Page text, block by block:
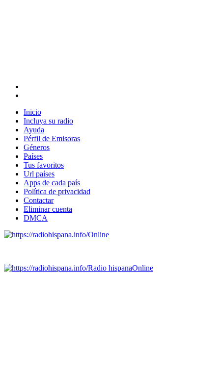
Inicio
Incluya su radio
Ayuda
Pérfil de Emisoras
Géneros
Países
Tus favoritos
Url países
Apps de cada país
Política de privacidad
Contactar
Eliminar cuenta
DMCA
Online
Radio hispanaOnline